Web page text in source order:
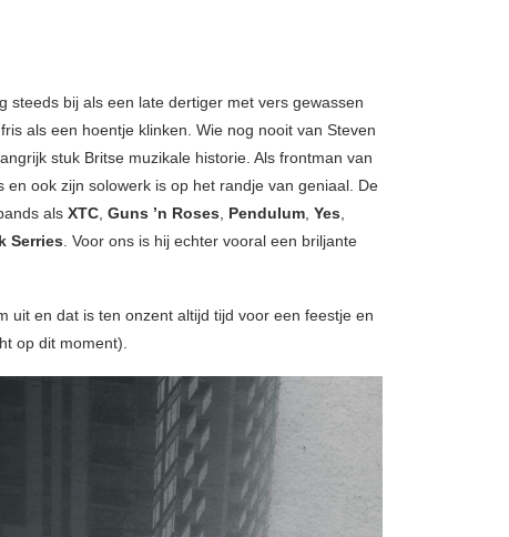
steeds bij als een late dertiger met vers gewassen
als een hoentje klinken. Wie nog nooit van Steven
stuk Britse muzikale historie. Als frontman van
en ook zijn solowerk is op het randje van geniaal. De
als XTC, Guns ’n Roses, Pendulum, Yes,
Serries. Voor ons is hij echter vooral een briljante
uit en dat is ten onzent altijd tijd voor een feestje en
op dit moment).